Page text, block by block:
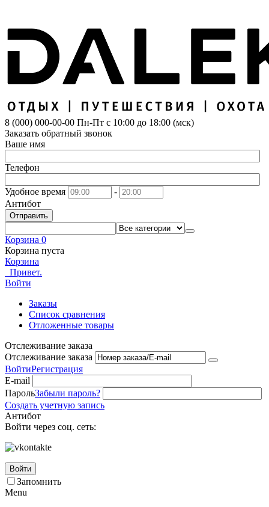
8 (000) 000-00-00 Пн-Пт с 10:00 до 18:00 (мск)
Заказать обратный звонок
Ваше имя
Телефон
Удобное время
-
Антибот
Отправить
Корзина 0
Корзина пуста
Корзина
Привет.
Войти
Заказы
Список сравнения
Отложенные товары
Отслеживание заказа
Отслеживание заказа
ВойтиРегистрация
E-mail
ПарольЗабыли пароль?
Создать учетную запись
Антибот
Войти через соц. сеть:
Войти
Запомнить
Menu